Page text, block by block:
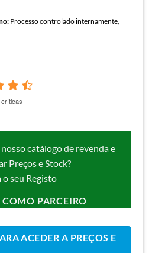
Processo controlado internamente,
catálogo de revenda e
Preços e Stock?
o seu Registo
COMO PARCEIRO
ACEDER A PREÇOS E